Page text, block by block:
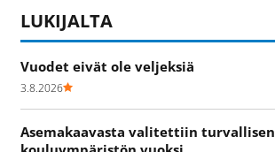
LUKIJALTA
Vuodet eivät ole veljeksiä
3.8.2026
Asemakaavasta valitettiin turvallisen